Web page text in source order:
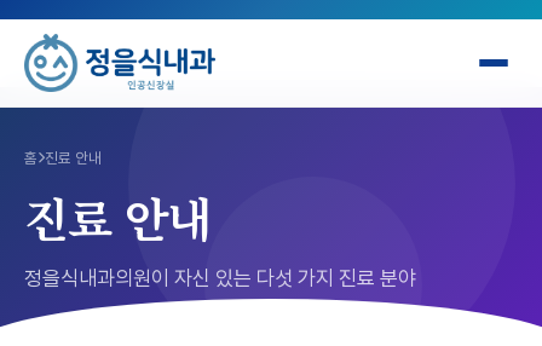
홈 진료 안내
진료 안내
정을식내과의원이 자신 있는 다섯 가지 진료 분야